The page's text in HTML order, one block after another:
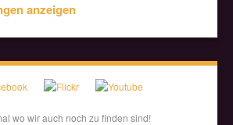
anzeigen
wo wir auch noch zu finden sind!